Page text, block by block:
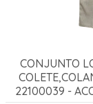
CONJUNTO
22100039 -